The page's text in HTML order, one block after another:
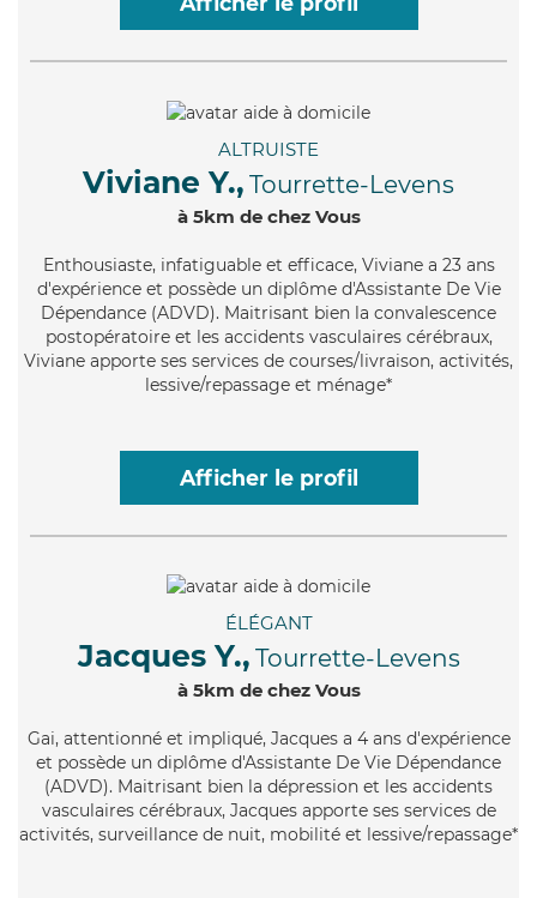
ALTRUISTE
Viviane Y., Tourrette-Levens
à 5km de chez Vous
Enthousiaste, infatiguable et efficace, Viviane a 23 ans
d'expérience et possède un diplôme d'Assistante De Vie
Dépendance (ADVD). Maitrisant bien la convalescence
postopératoire et les accidents vasculaires cérébraux,
Viviane apporte ses services de courses/livraison, activités,
lessive/repassage et ménage*
Afficher le profil
ÉLÉGANT
Jacques Y., Tourrette-Levens
à 5km de chez Vous
Gai, attentionné et impliqué, Jacques a 4 ans d'expérience
et possède un diplôme d'Assistante De Vie Dépendance
(ADVD). Maitrisant bien la dépression et les accidents
vasculaires cérébraux, Jacques apporte ses services de
activités, surveillance de nuit, mobilité et lessive/repassage*